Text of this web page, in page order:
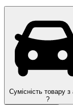
Сумісність товару з
?